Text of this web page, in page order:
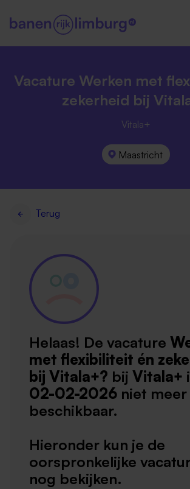
Vacature Werken met
zekerheid bij
Vitala+
Maastricht
Terug
Helaas! De vacature
met flexibiliteit én
bij Vitala+? bij Vitala+
02-02-2026 niet meer
beschikbaar.
Hieronder kun je de
oorspronkelijke
nog bekijken.